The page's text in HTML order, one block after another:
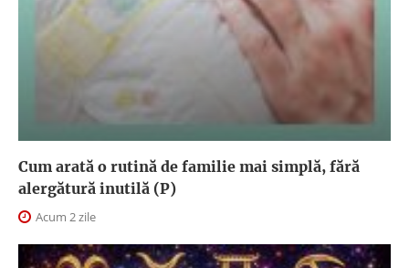
Cum arată o rutină de familie mai simplă, fără
alergătură inutilă (P)
Acum 2 zile